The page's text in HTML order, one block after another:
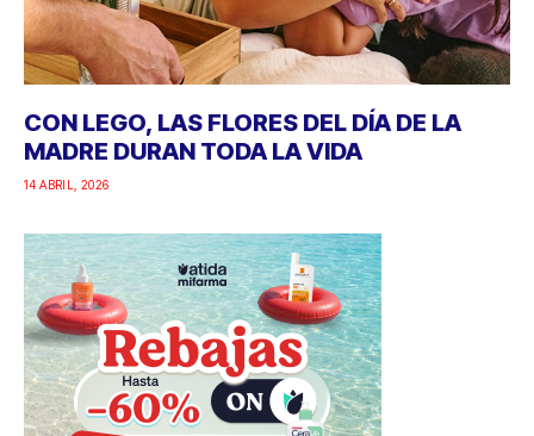
CON LEGO, LAS FLORES DEL DÍA DE LA
MADRE DURAN TODA LA VIDA
14 ABRIL, 2026